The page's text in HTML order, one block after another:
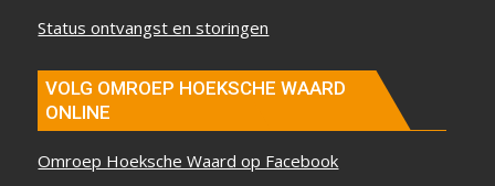
Status ontvangst en storingen
VOLG OMROEP HOEKSCHE WAARD
ONLINE
Omroep Hoeksche Waard op Facebook